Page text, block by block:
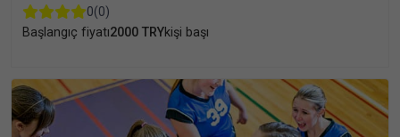
0(0)
Başlangıç fiyatı2000 TRYkişi başı